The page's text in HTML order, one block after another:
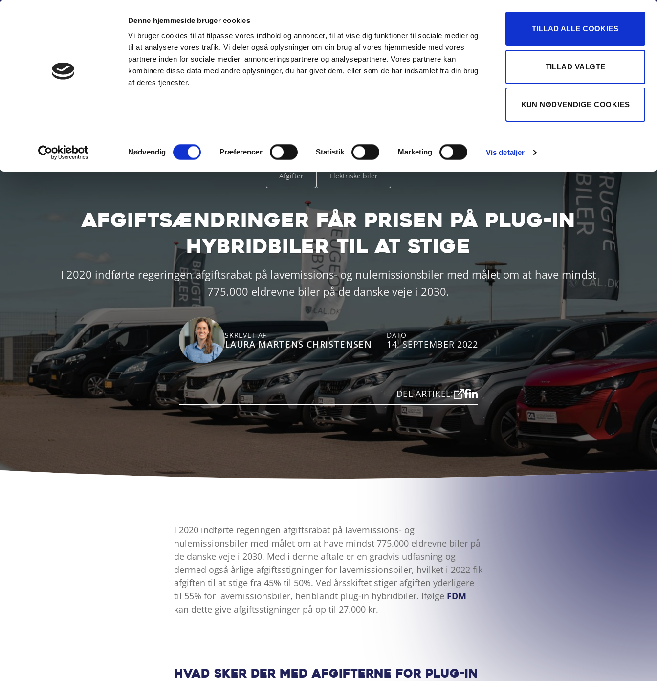
Denne hjemmeside bruger cookies
Vi bruger cookies til at tilpasse vores indhold og annoncer, til at vise dig funktioner til sociale medier og
til at analysere vores trafik. Vi deler også oplysninger om din brug af vores hjemmeside med vores
partnere inden for sociale medier, annonceringspartnere og analysepartnere. Vores partnere kan
kombinere disse data med andre oplysninger, du har givet dem, eller som de har indsamlet fra din brug
af deres tjenester.
Samtykkevalg
Nødvendig Præferencer Statistik Marketing Vis detaljer
TILLAD ALLE COOKIES
TILLAD VALGTE
KUN NØDVENDIGE COOKIES
Fortsæt
SÆLG PERSONBIL SÆLG VAREBIL KØB BIL KONTAKT OS ARTIKLER FIND FORHANDLER Vurdér min bil
Afgifter Elektriske biler
Afgiftsændringer får prisen på plug-in
hybridbiler til at stige
I 2020 indførte regeringen afgiftsrabat på lavemissions- og nulemissionsbiler med målet om at have mindst
775.000 eldrevne biler på de danske veje i 2030.
SKREVET AF
LAURA MARTENS CHRISTENSEN
DATO
14. SEPTEMBER 2022
DEL ARTIKEL:
I 2020 indførte regeringen afgiftsrabat på lavemissions- og
nulemissionsbiler med målet om at have mindst 775.000 eldrevne biler på
de danske veje i 2030. Med i denne aftale er en gradvis udfasning og
dermed også årlige afgiftsstigninger for lavemissionsbiler, hvilket i 2022 fik
afgiften til at stige fra 45% til 50%. Ved årsskiftet stiger afgiften yderligere
til 55% for lavemissionsbiler, heriblandt plug-in hybridbiler. Ifølge FDM
kan dette give afgiftsstigninger på op til 27.000 kr.
Hvad sker der med afgifterne for plug-in